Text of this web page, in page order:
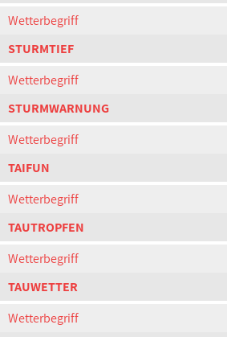
Wetterbegriff
STURMTIEF
Wetterbegriff
STURMWARNUNG
Wetterbegriff
TAIFUN
Wetterbegriff
TAUTROPFEN
Wetterbegriff
TAUWETTER
Wetterbegriff